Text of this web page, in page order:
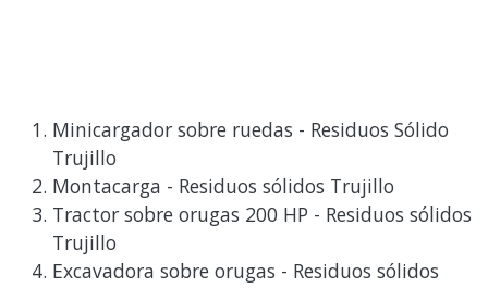
Minicargador sobre ruedas - Residuos Sólido
Trujillo
Montacarga - Residuos sólidos Trujillo
Tractor sobre orugas 200 HP - Residuos sólidos
Trujillo
Excavadora sobre orugas - Residuos sólidos